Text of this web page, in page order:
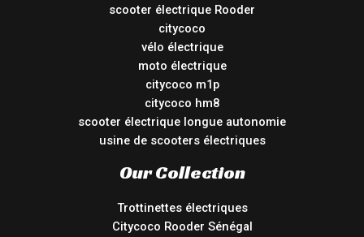
scooter électrique Rooder
citycoco
vélo électrique
moto électrique
citycoco m1p
citycoco hm8
scooter électrique longue autonomie
usine de scooters électriques
Our Collection
Trottinettes électriques
Citycoco Rooder Sénégal